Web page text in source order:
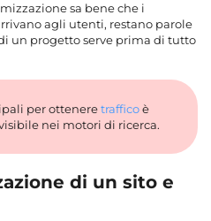
sa bene che i
agli utenti, restano parole
un progetto serve prima di tutto
per otteneretrafficoè
nei motori di ricerca.
di un sito e